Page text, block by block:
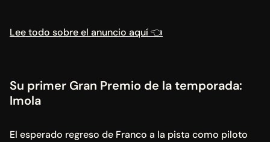
Lee todo sobre el anuncio aquí 👈
Su primer Gran Premio de la temporada:
Imola
El esperado regreso de Franco a la pista como piloto